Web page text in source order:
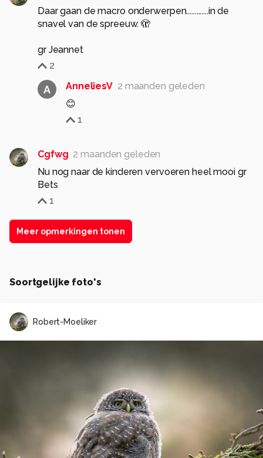
Daar gaan de macro onderwerpen.............in de
snavel van de spreeuw. 🫣
gr Jeannet
2
A AnneliesV 2 maanden geleden
😊
1
Cgfwg 2 maanden geleden
Nu nog naar de kinderen vervoeren heel mooi gr
Bets
1
Meer opmerkingen tonen
Soortgelijke foto's
Robert-Moeliker